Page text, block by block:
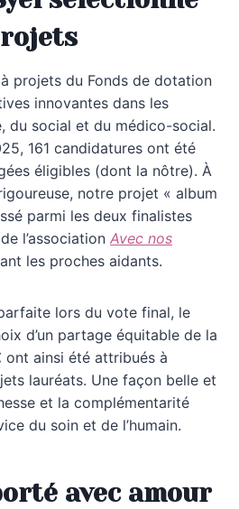
à projets du Fonds de dotation
innovantes dans les
du social et du médico-social.
161 candidatures ont été
éligibles (dont la nôtre). À
rigoureuse, notre projet « album
parmi les deux finalistes
l’association Avec nos
les proches aidants.
lors du vote final, le
d’un partage équitable de la
ont ainsi été attribués à
lauréats. Une façon belle et
et la complémentarité
du soin et de l’humain.
avec amour